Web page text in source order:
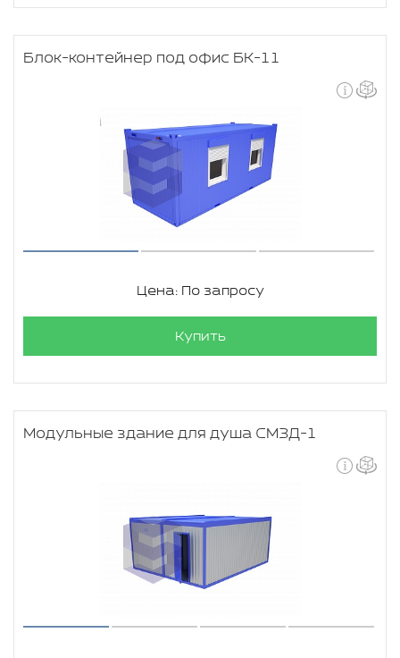
Блок-контейнер под офис БК-11
Цена: По запросу
Купить
Модульные здание для душа СМЗД-1